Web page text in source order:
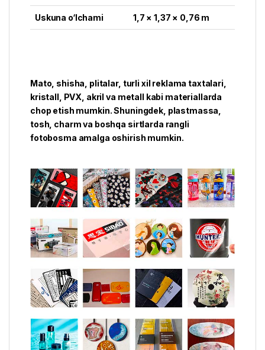
Uskuna o‘lchami 1,7 × 1,37 × 0,76 m
Mato, shisha, plitalar, turli xil reklama taxtalari,
kristall, PVX, akril va metall kabi materiallarda
chop etish mumkin. Shuningdek, plastmassa,
tosh, charm va boshqa sirtlarda rangli
fotobosma amalga oshirish mumkin.